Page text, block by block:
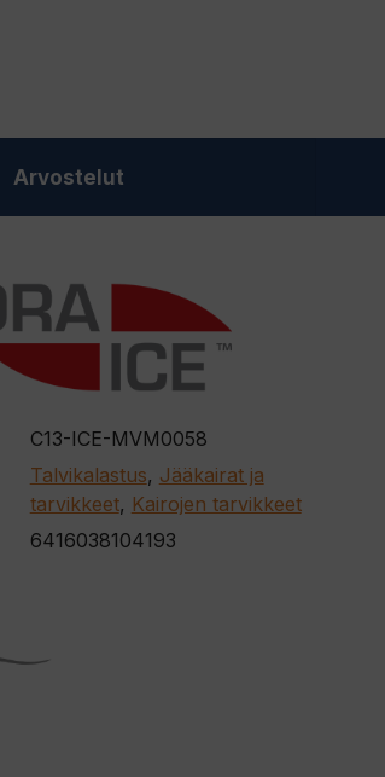
Arvostelut
C13-ICE-MVM0058
Talvikalastus, Jääkairat ja
tarvikkeet, Kairojen tarvikkeet
6416038104193